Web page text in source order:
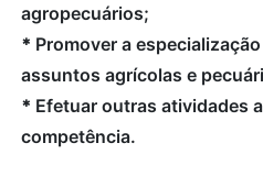
agropecuários;
* Promover a
assuntos agrícolas e
* Efetuar outras atividades
competência.